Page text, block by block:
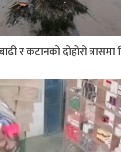
र कटानको दोहोरो त्रासमा